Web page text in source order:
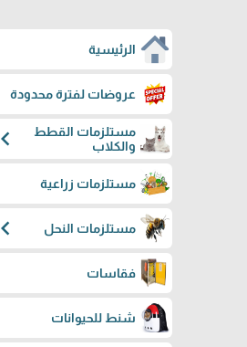
الرئيسية
عروضات لفترة محدودة
مستلزمات القطط
والكلاب
chevron_left
مستلزمات زراعية
مستلزمات النحل chevron_left
فقاسات
شنط للحيوانات